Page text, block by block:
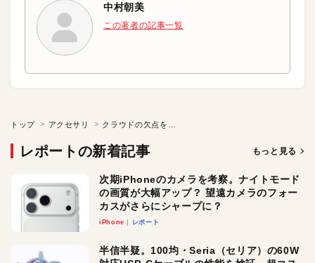
中村朝美
この著者の記事一覧
トップ アクセサリ
レポートの新着記事 もっと見る
次期iPhoneのカメラを考察。ナイトモード
の画質が大幅アップ？ 望遠カメラのフォー
カスがさらにシャープに？
iPhone レポート
半信半疑。100均・Seria（セリア）の60W